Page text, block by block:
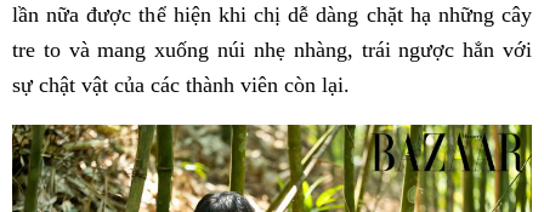
lần nữa được thể hiện khi chị dễ dàng chặt hạ những cây
tre to và mang xuống núi nhẹ nhàng, trái ngược hẳn với
sự chật vật của các thành viên còn lại.